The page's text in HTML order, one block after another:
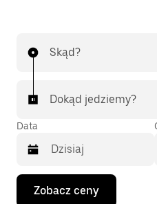
Skąd?
Dokąd jedziemy?
Data
Naciśnij
klawisz
Zobacz ceny